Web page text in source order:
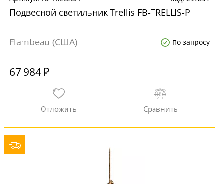
Подвесной светильник Trellis FB-TRELLIS-P
Flambeau (США) По запросу
67 984 ₽